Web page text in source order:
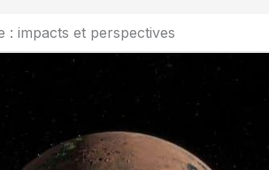
: impacts et perspectives